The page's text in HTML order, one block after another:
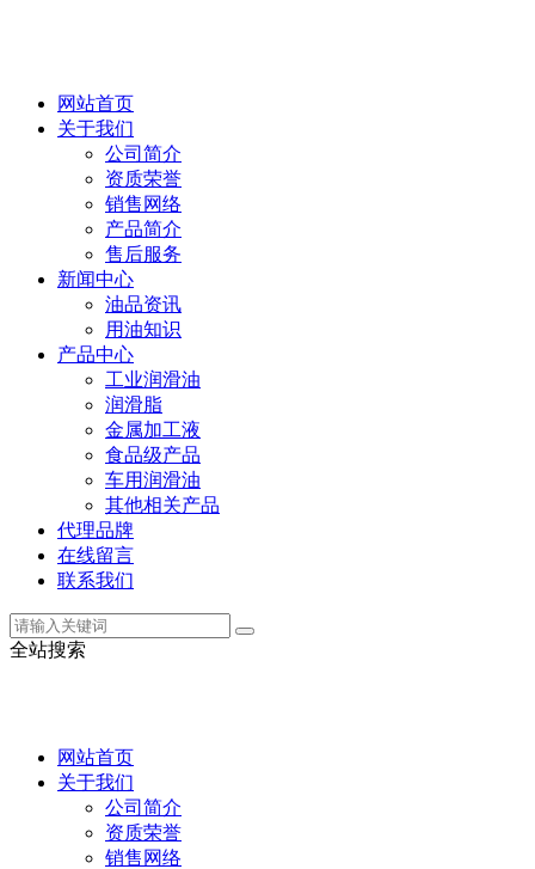
网站首页
关于我们
公司简介
资质荣誉
销售网络
产品简介
售后服务
新闻中心
油品资讯
用油知识
产品中心
工业润滑油
润滑脂
金属加工液
食品级产品
车用润滑油
其他相关产品
代理品牌
在线留言
联系我们
全站搜索
网站首页
关于我们
公司简介
资质荣誉
销售网络